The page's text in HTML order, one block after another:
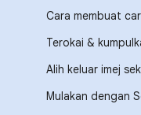
Cara membuat
Terokai &
Alih keluar imej
Mulakan dengan